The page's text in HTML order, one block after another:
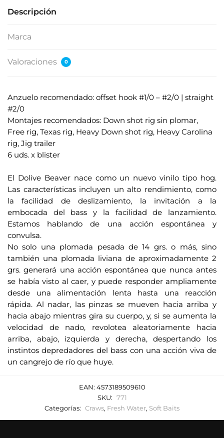
Descripción
Marca
Valoraciones 0
Anzuelo recomendado: offset hook #1/0 – #2/0 | straight
#2/0
Montajes recomendados: Down shot rig sin plomar,
Free rig, Texas rig, Heavy Down shot rig, Heavy Carolina
rig, Jig trailer
6 uds. x blister
El Dolive Beaver nace como un nuevo vinilo tipo hog.
Las características incluyen un alto rendimiento, como
la facilidad de deslizamiento, la invitación a la
embocada del bass y la facilidad de lanzamiento.
Estamos hablando de una acción espontánea y
convulsa.
No solo una plomada pesada de 14 grs. o más, sino
también una plomada liviana de aproximadamente 2
grs. generará una acción espontánea que nunca antes
se había visto al caer, y puede responder ampliamente
desde una alimentación lenta hasta una reacción
rápida. Al nadar, las pinzas se mueven hacia arriba y
hacia abajo mientras gira su cuerpo, y, si se aumenta la
velocidad de nado, revolotea aleatoriamente hacia
arriba, abajo, izquierda y derecha, despertando los
instintos depredadores del bass con una acción viva de
un cangrejo de río que huye.
EAN: 4573189509610
SKU: 771
Categorías: Craws, Fresh Water, Soft Baits